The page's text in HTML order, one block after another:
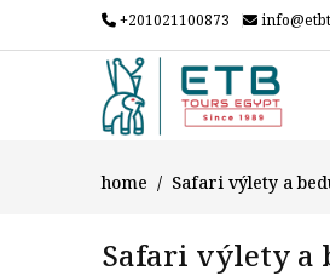
+201021100873
home Safari výlety a
Safari výlety a